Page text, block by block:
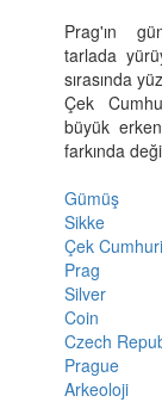
Prag'ın
tarlada
sırasında
Çek
büyük erken
farkında
Gümüş
Sikke
Çek
Prag
Silver
Coin
Czech
Prague
Arkeoloji